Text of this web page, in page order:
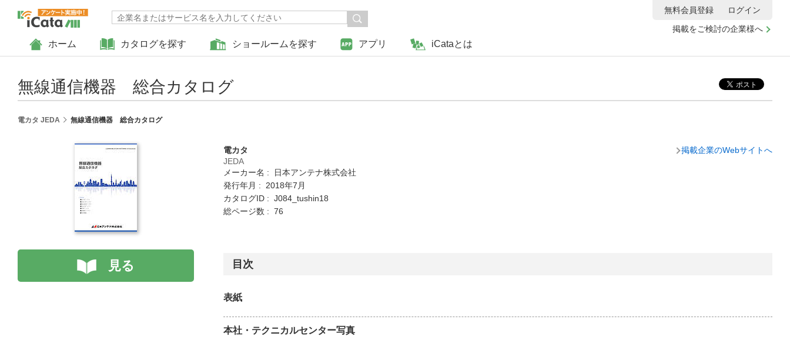
ホーム カタログを探す ショールームを探す アプリ iCataとは
掲載をご検討の企業様へ
無料会員登録 ログイン
無線通信機器 総合カタログ
電カタ JEDA 無線通信機器 総合カタログ
見る
電カタ
JEDA
メーカー名 : 日本アンテナ株式会社
発行年月 : 2018年7月
カタログID : J084_tushin18
総ページ数 : 76
掲載企業のWebサイトへ
目次
表紙
本社・テクニカルセンター写真